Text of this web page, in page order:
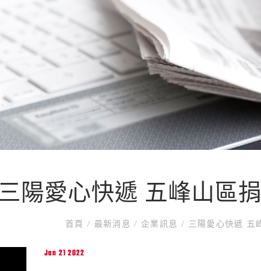
陽愛心快遞 五峰山區
首頁 / 最新消息/ 企業訊息 / 三陽愛心快遞 五
Jan 21 2022